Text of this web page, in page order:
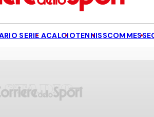
SERIE ACALCIOTENNISSCOMMESSE